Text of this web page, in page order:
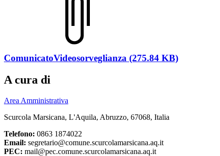
ComunicatoVideosorveglianza (275.84 KB)
A cura di
Area Amministrativa
Scurcola Marsicana, L'Aquila, Abruzzo, 67068, Italia
Telefono: 0863 1874022
Email: segretario@comune.scurcolamarsicana.aq.it
PEC: mail@pec.comune.scurcolamarsicana.aq.it